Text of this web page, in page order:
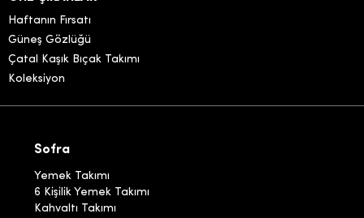
Haftanın Fırsatı
Güneş Gözlüğü
Çatal Kaşık Bıçak Takımı
Koleksiyon
Sofra
Yemek Takımı
6 Kişilik Yemek Takımı
Kahvaltı Takımı